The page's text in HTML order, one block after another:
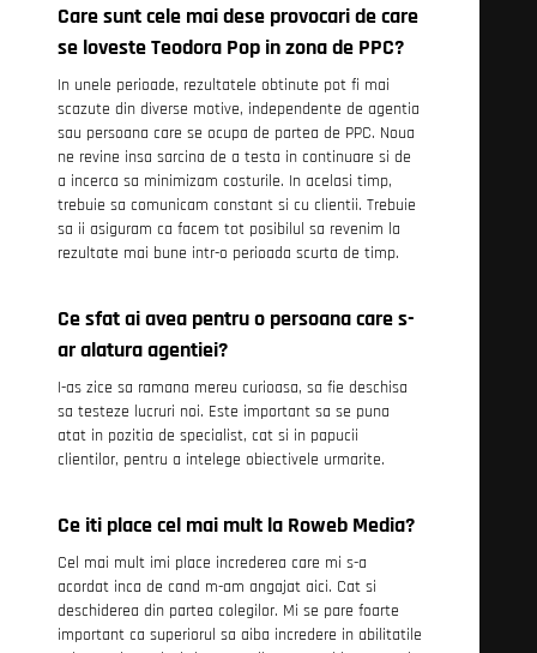
Care sunt cele mai dese provocari de care
se loveste Teodora Pop in zona de PPC?
In unele perioade, rezultatele obtinute pot fi mai
scazute din diverse motive, independente de agentia
sau persoana care se ocupa de partea de PPC. Noua
ne revine insa sarcina de a testa in continuare si de
a incerca sa minimizam costurile. In acelasi timp,
trebuie sa comunicam constant si cu clientii. Trebuie
sa ii asiguram ca facem tot posibilul sa revenim la
rezultate mai bune intr-o perioada scurta de timp.
Ce sfat ai avea pentru o persoana care s-
ar alatura agentiei?
I-as zice sa ramana mereu curioasa, sa fie deschisa
sa testeze lucruri noi. Este important sa se puna
atat in pozitia de specialist, cat si in papucii
clientilor, pentru a intelege obiectivele urmarite.
Ce iti place cel mai mult la Roweb Media?
Cel mai mult imi place increderea care mi s-a
acordat inca de cand m-am angajat aici. Cat si
deschiderea din partea colegilor. Mi se pare foarte
important ca superiorul sa aiba incredere in abilitatile